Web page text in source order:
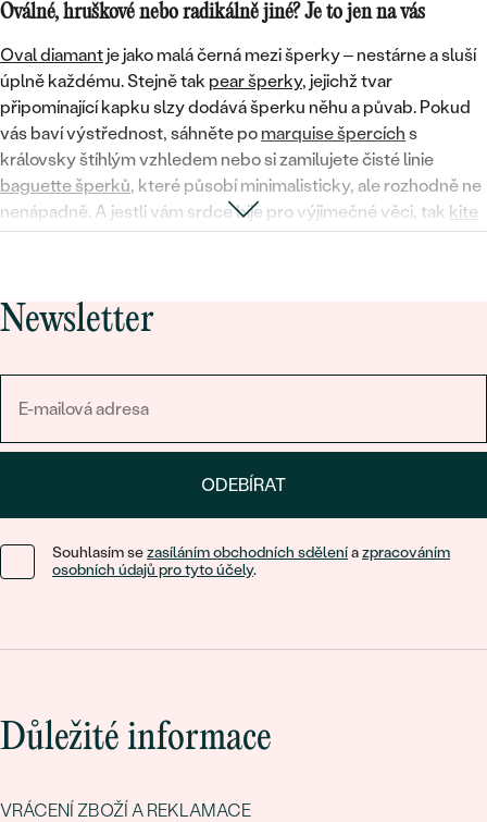
Oválné, hruškové nebo radikálně jiné? Je to jen na vás
Oval diamantje jako malá černá mezi šperky – nestárne a sluší
úplně každému. Stejně tak pear šperky, jejichž tvar
připomínající kapku slzy dodává šperku něhu a půvab. Pokud
vás baví výstřednost, sáhněte po marquise špercích s
královsky štíhlým vzhledem nebo si zamilujete čisté linie
baguette šperků, které působí minimalisticky, ale rozhodně ne
nenápadně. A jestli vám srdce bije pro výjimečné věci, tak kite
šperkyjsou přesně tím „něčím jiným“, co se jen tak nevidí.
krásné
můžete i z různých typů kamenů – od klasických po ty s
moderním twistem. Třeba
přírodními. Nebo už zmiňované salt and pepper diamanty, které
se nebojí být samy sebou – s drobnými inkluzemi, které z
různých tvarech vám umožní vyjádřit styl přesně podle vaší
nálady a vkusu.
Newsletter
ODEBÍRAT
Souhlasím sezasíláním obchodních sděleníazpracováním
osobních údajů pro tyto účely.
Důležité informace
VRÁCENÍ ZBOŽÍ A REKLAMACE